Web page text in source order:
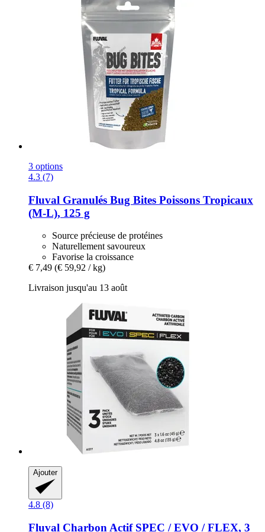
3 options
4.3 (7)
Fluval Granulés Bug Bites Poissons Tropicaux
(M-​L), 125 g
Source précieuse de protéines
Naturellement savoureux
Favorise la croissance
€ 7,49 (€ 59,92 / kg)
Livraison jusqu'au 13 août
Ajouter
4.8 (8)
Fluval Charbon Actif SPEC / EVO / FLEX, 3